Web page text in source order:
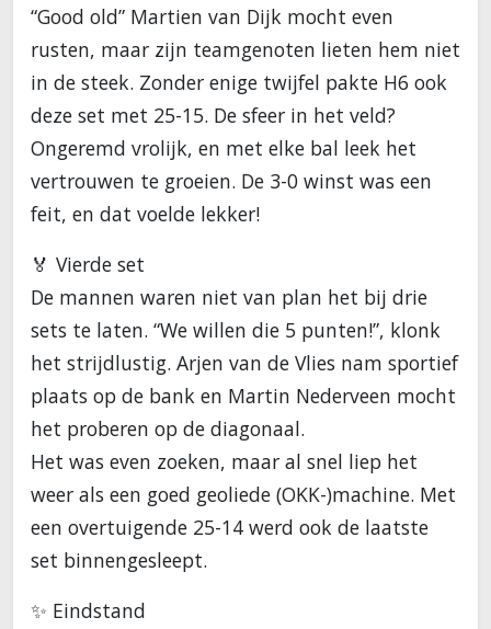
“Good old” Martien van Dijk mocht even
rusten, maar zijn teamgenoten lieten hem niet
in de steek. Zonder enige twijfel pakte H6 ook
deze set met 25-15. De sfeer in het veld?
Ongeremd vrolijk, en met elke bal leek het
vertrouwen te groeien. De 3-0 winst was een
feit, en dat voelde lekker!
🏅 Vierde set
De mannen waren niet van plan het bij drie
sets te laten. “We willen die 5 punten!”, klonk
het strijdlustig. Arjen van de Vlies nam sportief
plaats op de bank en Martin Nederveen mocht
het proberen op de diagonaal.
Het was even zoeken, maar al snel liep het
weer als een goed geoliede (OKK-)machine. Met
een overtuigende 25-14 werd ook de laatste
set binnengesleept.
✨ Eindstand